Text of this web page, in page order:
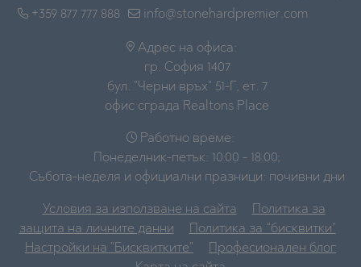
+359 877 777 888
info@stonehardpremier.com
Адрес на офиса:
гр. София 1407
бул. "Черни връх" 51-Г, ет. 7
офис сграда Realtons Place
Работно време:
Понеделник-петък: 10:00 - 18:00;
Събота-неделя и официални празници: почивни дни
Условия за използване на сайта
Политика за
защита на личните данни
Политика за “бисквитки"
Настройки на "Бисквитките"
Професионален блог